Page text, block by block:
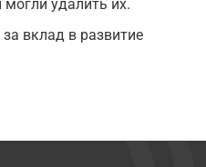
удалить их.
вклад в развитие